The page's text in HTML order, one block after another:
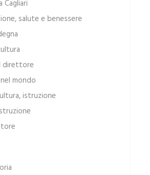
Cagliari
salute e benessere
direttore
mondo
istruzione